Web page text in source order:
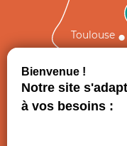
Toulouse